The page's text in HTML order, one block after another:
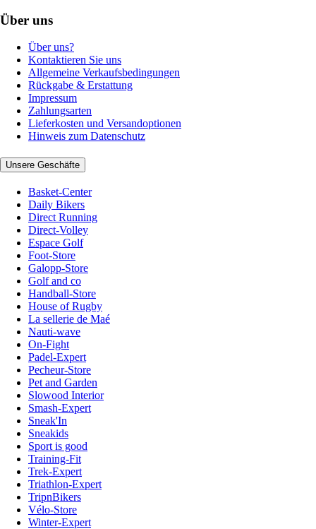
Über uns
Über uns?
Kontaktieren Sie uns
Allgemeine Verkaufsbedingungen
Rückgabe & Erstattung
Impressum
Zahlungsarten
Lieferkosten und Versandoptionen
Hinweis zum Datenschutz
Unsere Geschäfte
Basket-Center
Daily Bikers
Direct Running
Direct-Volley
Espace Golf
Foot-Store
Galopp-Store
Golf and co
Handball-Store
House of Rugby
La sellerie de Maé
Nauti-wave
On-Fight
Padel-Expert
Pecheur-Store
Pet and Garden
Slowood Interior
Smash-Expert
Sneak'In
Sneakids
Sport is good
Training-Fit
Trek-Expert
Triathlon-Expert
TripnBikers
Vélo-Store
Winter-Expert